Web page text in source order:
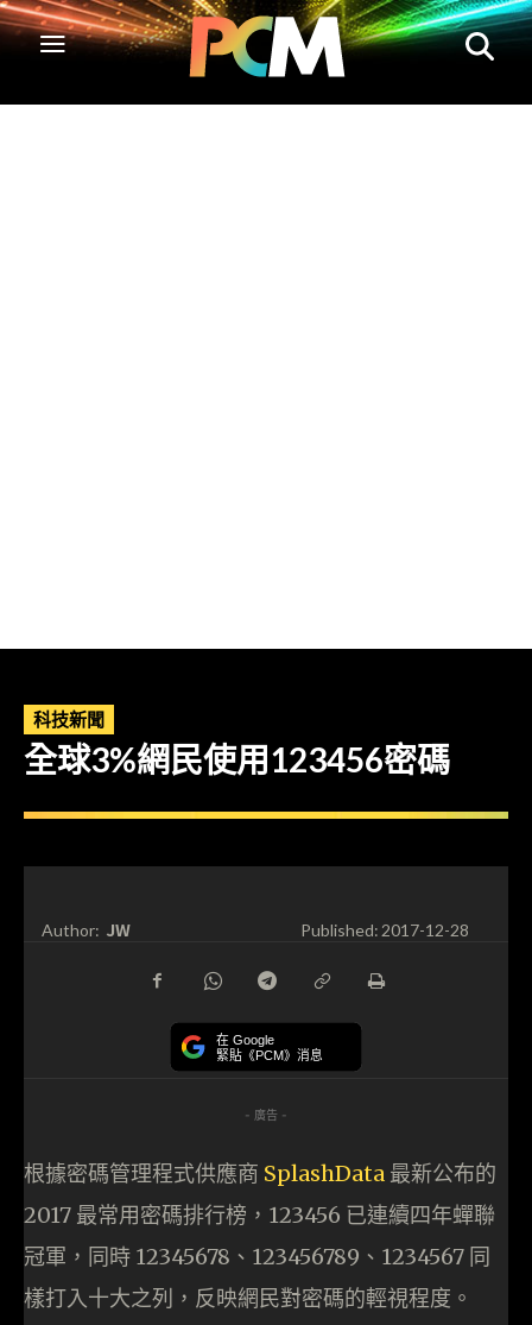
科技新聞
全球3%網民使用123456密碼
Author: JW Published:2017-12-28
在 Google
緊貼《PCM》消息
- 廣告 -
根據密碼管理程式供應商 SplashData 最新公布的
2017 最常用密碼排行榜，123456 已連續四年蟬聯
冠軍，同時 12345678、123456789、1234567 同
樣打入十大之列，反映網民對密碼的輕視程度。